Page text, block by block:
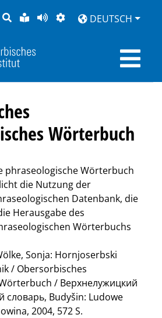
SUCHELEICHTE
SPRACHE
SEITEDARSTELLUNG
DEUTSCH
Wörterbuch
phraseologische Wörterbuch
die Nutzung der
Datenbank, die
Herausgabe des
Wörterbuchs
Sonja: Hornjoserbski
/ Obersorbisches
/ Верхнелужицкий
словарь, Budyšin: Ludowe
2004, 572 S.